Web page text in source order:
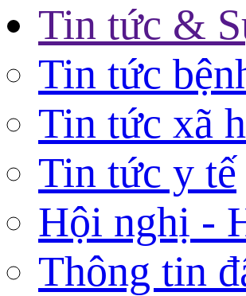
Tin tức &
Tin tức
Tin tức xã
Tin tức y tế
Hội nghị -
Thông tin